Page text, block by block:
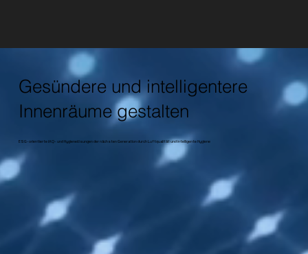
Gesündere und intelligentere
Innenräume gestalten
ESG-orientierte IAQ- und Hygienelösungen der nächsten Generation durch Luftqualität und intelligente Hygiene